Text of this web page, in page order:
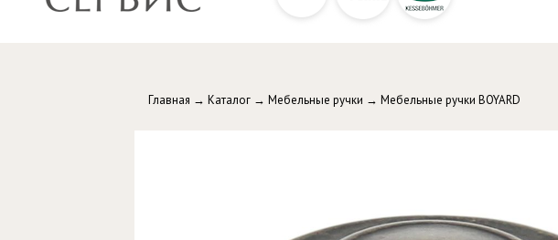
Главная → Каталог → Мебельные ручки → Мебельные ручки BOYARD